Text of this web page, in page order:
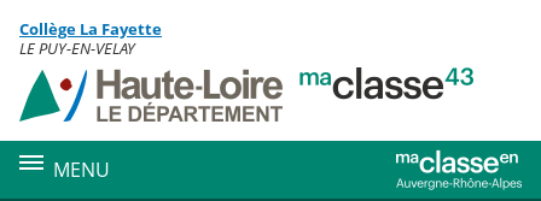
Menu de la rubrique
Contenu
Collège La Fayette
LE PUY-EN-VELAY
MENU